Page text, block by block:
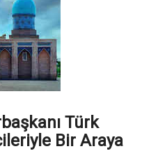
Türk
Bir Araya